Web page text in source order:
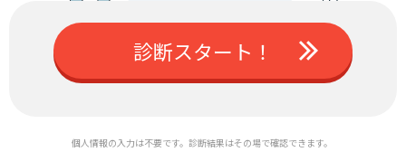
診断スタート！
個人情報の入力は不要です。診断結果はその場で確認できます。